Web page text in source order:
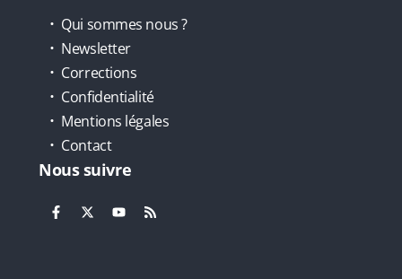
Qui sommes nous ?
Newsletter
Corrections
Confidentialité
Mentions légales
Contact
Nous suivre